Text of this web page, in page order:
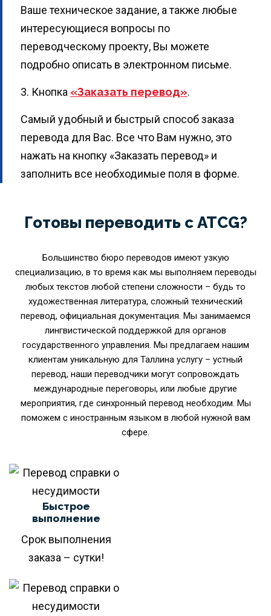
Ваше техническое задание, а также любые
интересующиеся вопросы по
переводческому проекту, Вы можете
подробно описать в электронном письме.
3. Кнопка «Заказать перевод».
Самый удобный и быстрый способ заказа
перевода для Вас. Все что Вам нужно, это
нажать на кнопку «Заказать перевод» и
заполнить все необходимые поля в форме.
Готовы переводить с ATCG?
Большинство бюро переводов имеют узкую
специализацию, в то время как мы выполняем переводы
любых текстов любой степени сложности – будь то
художественная литература, сложный технический
перевод, официальная документация. Мы занимаемся
лингвистической поддержкой для органов
государственного управления. Мы предлагаем нашим
клиентам уникальную для Таллина услугу – устный
перевод, наши переводчики могут сопровождать
международные переговоры, или любые другие
мероприятия, где синхронный перевод необходим. Мы
поможем с иностранным языком в любой нужной вам
сфере.
Быстрое
выполнение
Срок выполнения
заказа – сутки!